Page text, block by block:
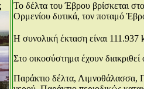
Το δέλτα του Έβρου βρίσκεται
Ορμενίου δυτικά, τον ποταμό
Η συνολική έκταση είναι 111.937
Στο οικοσύστημα έχουν
Παράκτιο δέλτα, Λιμνοθάλασσα,